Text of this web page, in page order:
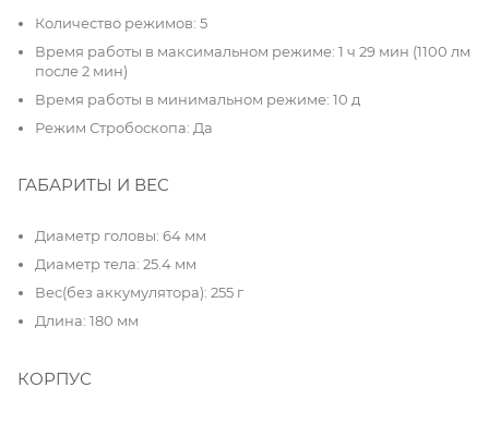
Количество режимов: 5
Время работы в максимальном режиме: 1 ч 29 мин (1100 лм
после 2 мин)
Время работы в минимальном режиме: 10 д
Режим Стробоскопа: Да
ГАБАРИТЫ И ВЕС
Диаметр головы: 64 мм
Диаметр тела: 25.4 мм
Вес(без аккумулятора): 255 г
Длина: 180 мм
КОРПУС